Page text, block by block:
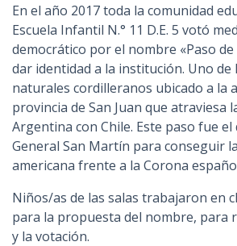
En el año 2017 toda la comunidad
Escuela Infantil N.° 11 D.E. 5 votó
democrático por el nombre «Paso
dar identidad a la institución. Uno de
naturales cordilleranos ubicado a la
provincia de San Juan que atraviesa
Argentina con Chile. Este paso fue
General San Martín para conseguir
americana frente a la Corona
Niños/as de las salas trabajaron en
para la propuesta del nombre, para
y la votación.